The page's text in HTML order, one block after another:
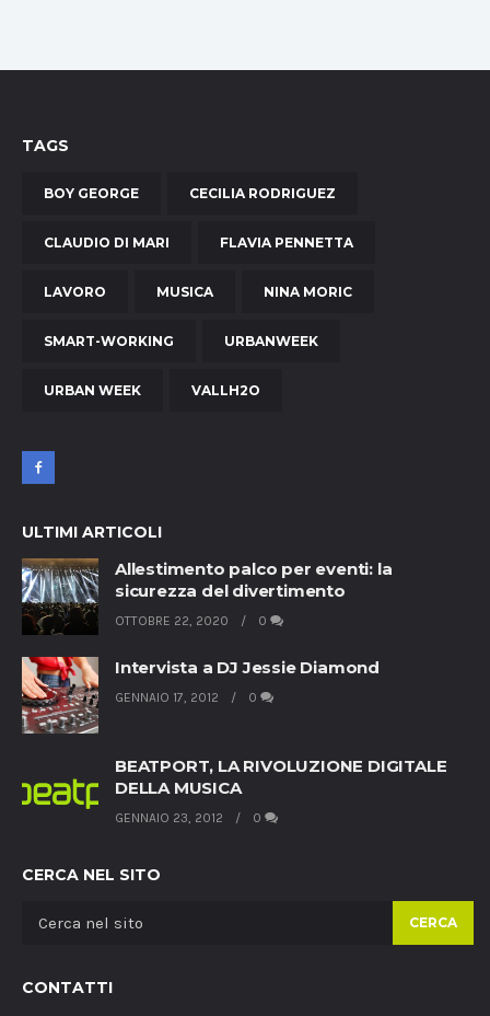
TAGS
BOY GEORGE CECILIA RODRIGUEZ
CLAUDIO DI MARI FLAVIA PENNETTA
LAVORO MUSICA NINA MORIC
SMART-WORKING URBANWEEK
URBAN WEEK VALLH2O
ULTIMI ARTICOLI
Allestimento palco per eventi: la
sicurezza del divertimento
OTTOBRE 22, 2020 0
Intervista a DJ Jessie Diamond
GENNAIO 17, 2012 0
BEATPORT, LA RIVOLUZIONE DIGITALE
DELLA MUSICA
GENNAIO 23, 2012 0
CERCA NEL SITO
CERCA
CONTATTI